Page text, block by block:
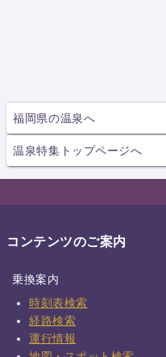
福岡県の温泉へ
温泉特集トップページへ
コンテンツのご案内
乗換案内
時刻表検索
経路検索
運行情報